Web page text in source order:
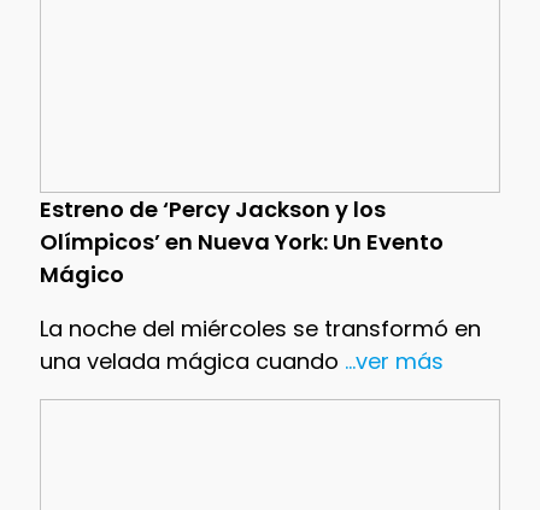
Estreno de ‘Percy Jackson y los
Olímpicos’ en Nueva York: Un Evento
Mágico
La noche del miércoles se transformó en
una velada mágica cuando ...ver más